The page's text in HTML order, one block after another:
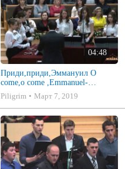
04:48
Приди,приди,Эммануил O
come,o come ,Emmanuel-
handbells
Piligrim Март 7, 2019